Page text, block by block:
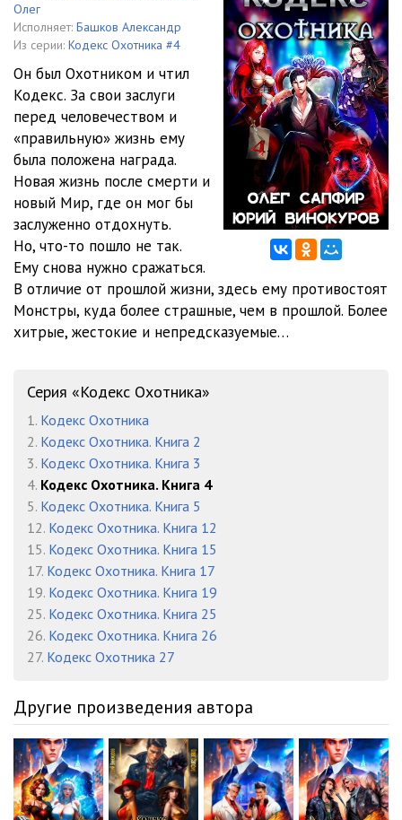
glava-07 26:44
29:39
glava-09 20:13
glava-10 19:37
glava-11 29:18
glava-12 25:43
glava-13
glava-14
glava-15 31:44
glava-17
glava-18
glava-19
Олег
Исполняет: Башков Александр
Из серии: Кодекс Охотника #4
Он был Охотником и чтил
Кодекс. За свои заслуги
перед человечеством и
«правильную» жизнь ему
была положена награда.
Новая жизнь после смерти и
новый Мир, где он мог бы
заслуженно отдохнуть.
Но, что-то пошло не так.
Ему снова нужно сражаться.
В отличие от прошлой жизни, здесь ему противостоят
Монстры, куда более страшные, чем в прошлой. Более
хитрые, жестокие и непредсказуемые…
Серия «Кодекс Охотника»
1. Кодекс Охотника
2. Кодекс Охотника. Книга 2
3. Кодекс Охотника. Книга 3
4. Кодекс Охотника. Книга 4
5. Кодекс Охотника. Книга 5
12. Кодекс Охотника. Книга 12
15. Кодекс Охотника. Книга 15
17. Кодекс Охотника. Книга 17
19. Кодекс Охотника. Книга 19
25. Кодекс Охотника. Книга 25
26. Кодекс Охотника. Книга 26
27. Кодекс Охотника 27
Другие произведения автора